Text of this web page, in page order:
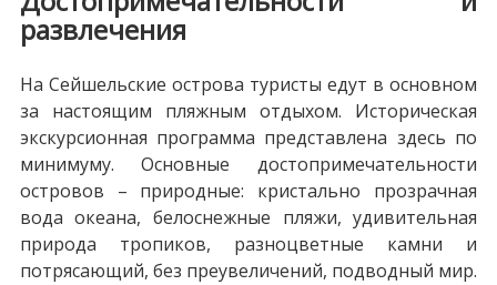
развлечения
На Сейшельские острова туристы едут в основном
за настоящим пляжным отдыхом. Историческая
экскурсионная программа представлена здесь по
минимуму. Основные достопримечательности
островов – природные: кристально прозрачная
вода океана, белоснежные пляжи, удивительная
природа тропиков, разноцветные камни и
потрясающий, без преувеличений, подводный мир.